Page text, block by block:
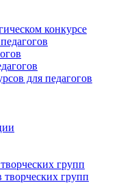
конкурсе
для педагогов
групп
творческих групп